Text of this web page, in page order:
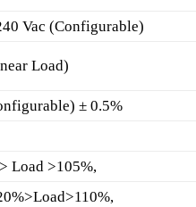
Vac (Configurable)
Load)
± 0.5%
Load >105%,